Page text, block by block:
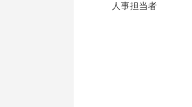
人事担当者